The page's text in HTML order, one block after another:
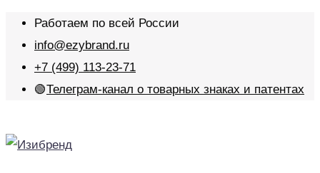
Работаем по всей России
info@ezybrand.ru
+7 (499) 113-23-71
🟢Телеграм-канал о товарных знаках и патентах